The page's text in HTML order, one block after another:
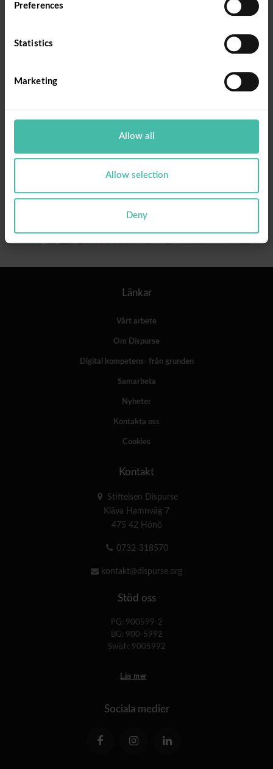
Preferences
Statistics
Marketing
Allow all
Allow selection
Deny
Länkar
Vårt arbete
Om Dispurse
Digital kompetens- från grunden
Samarbeta
Nyheter
Kontakta oss
Cookies
Kontakt
Stiftelsen Dispurse
Klåva Hamnväg 7
475 42 Hönö
0732-318570
kontakt@dispurse.org
Stöd oss
PG: 900599-2
BG: 900-5992
Swish: 9005992
Läs mer
Sociala medier